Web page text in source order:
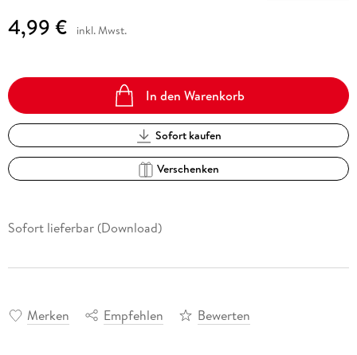
4,99 € inkl. Mwst.
In den Warenkorb
Sofort kaufen
Verschenken
Sofort lieferbar (Download)
Merken Empfehlen Bewerten